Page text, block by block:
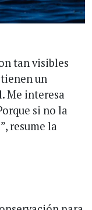
tan visibles
un
Me interesa
si no la
resume la